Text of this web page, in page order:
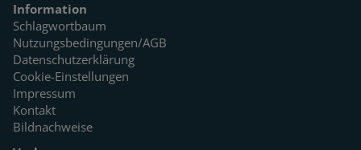
Information
Schlagwortbaum
Nutzungsbedingungen/AGB
Datenschutzerklärung
Cookie-Einstellungen
Impressum
Kontakt
Bildnachweise